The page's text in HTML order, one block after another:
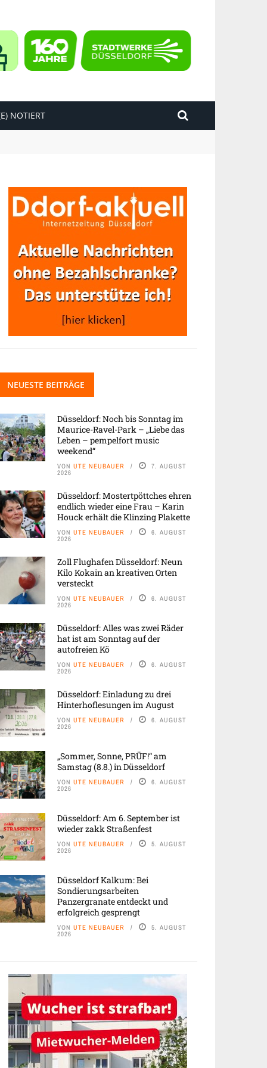
NOTIERT
NEUESTE BEITRÄGE
Düsseldorf: Noch bis Sonntag im
Maurice-Ravel-Park – „Liebe das
Leben – pempelfort music
weekend“
VON UTE NEUBAUER 7. AUGUST
2026
Düsseldorf: Mostertpöttches ehren
endlich wieder eine Frau – Karin
Houck erhält die Klinzing Plakette
VON UTE NEUBAUER 6. AUGUST
2026
Zoll Flughafen Düsseldorf: Neun
Kilo Kokain an kreativen Orten
versteckt
VON UTE NEUBAUER 6. AUGUST
2026
Düsseldorf: Alles was zwei Räder
hat ist am Sonntag auf der
autofreien Kö
VON UTE NEUBAUER 6. AUGUST
2026
Düsseldorf: Einladung zu drei
Hinterhoflesungen im August
VON UTE NEUBAUER 6. AUGUST
2026
„Sommer, Sonne, PRÜF!“ am
Samstag (8.8.) in Düsseldorf
VON UTE NEUBAUER 6. AUGUST
2026
Düsseldorf: Am 6. September ist
wieder zakk Straßenfest
VON UTE NEUBAUER 5. AUGUST
2026
Düsseldorf Kalkum: Bei
Sondierungsarbeiten
Panzergranate entdeckt und
erfolgreich gesprengt
VON UTE NEUBAUER 5. AUGUST
2026